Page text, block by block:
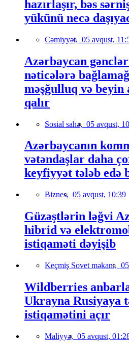
hazırlaşır, bəs
yükünü necə
Cəmiyyət, 05 avqust,
Azərbaycan
nəticələrə
məşğulluq və beyin
qalır
Sosial sahə, 05 avqust,
Azərbaycanın
vətəndaşlar daha
keyfiyyət tələb
Biznes, 05 avqust, 10:39
Güzəştlərin ləğvi
hibrid və
istiqaməti dəyişib
Keçmiş Sovet məkanı,
Wildberries
Ukrayna Rusiyaya
istiqamətini açır
Maliyyə, 05 avqust,